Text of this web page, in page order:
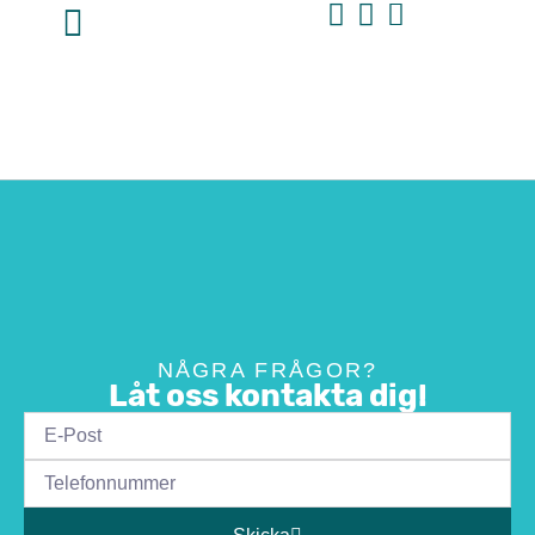
NÅGRA FRÅGOR?
Låt oss kontakta dig!